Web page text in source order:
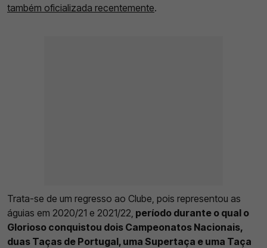
também oficializada recentemente.
Trata-se de um regresso ao Clube, pois representou as
águias em 2020/21 e 2021/22, período durante o qual o
Glorioso conquistou dois Campeonatos Nacionais,
duas Taças de Portugal, uma Supertaça e uma Taça